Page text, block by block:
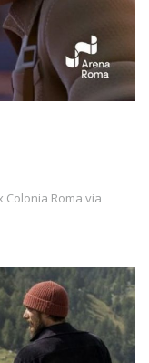
Colonia Roma via